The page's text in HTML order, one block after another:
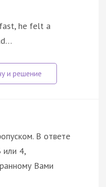
he felt a
В ответе
или 4,
Вами